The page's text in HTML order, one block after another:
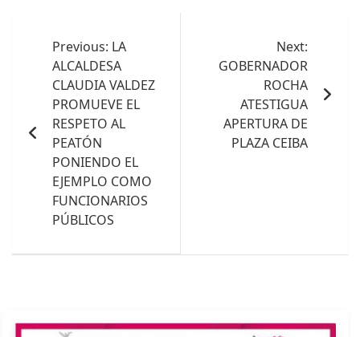
entradas
Previous: LA
ALCALDESA
CLAUDIA VALDEZ
PROMUEVE EL
RESPETO AL
PEATÓN
PONIENDO EL
EJEMPLO COMO
FUNCIONARIOS
PÚBLICOS
Next:
GOBERNADOR
ROCHA
ATESTIGUA
APERTURA DE
PLAZA CEIBA